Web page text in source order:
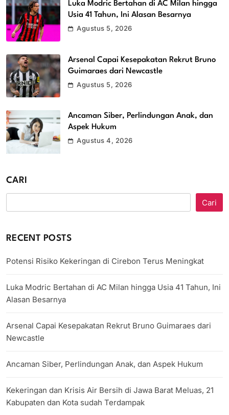
Luka Modric Bertahan di AC Milan hingga
Usia 41 Tahun, Ini Alasan Besarnya
Agustus 5, 2026
Arsenal Capai Kesepakatan Rekrut Bruno
Guimaraes dari Newcastle
Agustus 5, 2026
Ancaman Siber, Perlindungan Anak, dan
Aspek Hukum
Agustus 4, 2026
CARI
Cari
RECENT POSTS
Potensi Risiko Kekeringan di Cirebon Terus Meningkat
Luka Modric Bertahan di AC Milan hingga Usia 41 Tahun, Ini
Alasan Besarnya
Arsenal Capai Kesepakatan Rekrut Bruno Guimaraes dari
Newcastle
Ancaman Siber, Perlindungan Anak, dan Aspek Hukum
Kekeringan dan Krisis Air Bersih di Jawa Barat Meluas, 21
Kabupaten dan Kota sudah Terdampak